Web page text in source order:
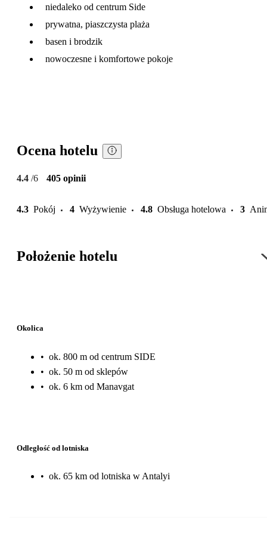
niedaleko od centrum Side
prywatna, piaszczysta plaża
basen i brodzik
nowoczesne i komfortowe pokoje
Ocena hotelu
4.4 /6 405 opinii
4.3 Pokój 4 Wyżywienie 4.8 Obsługa hotelowa 3
Położenie hotelu
Okolica
• ok. 800 m od centrum SIDE
• ok. 50 m od sklepów
• ok. 6 km od Manavgat
Odległość od lotniska
• ok. 65 km od lotniska w Antalyi